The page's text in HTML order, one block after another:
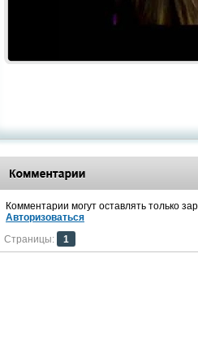
Комментарии могут оставлять только
Авторизоваться
Страницы:
1